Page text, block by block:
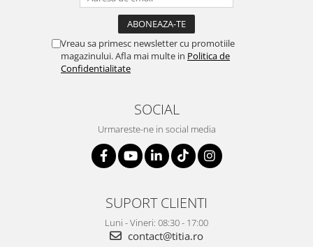
Vreau sa primesc newsletter cu promotiile
magazinului. Afla mai multe in Politica de
Confidentialitate
SOCIAL
Urmareste-ne in social media
SUPORT CLIENTI
Luni - Vineri: 08:30 - 17:00
contact@titia.ro